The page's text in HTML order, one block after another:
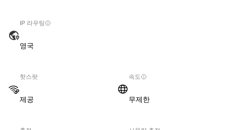
IP 라우팅
영국
핫스팟
제공
속도
무제한